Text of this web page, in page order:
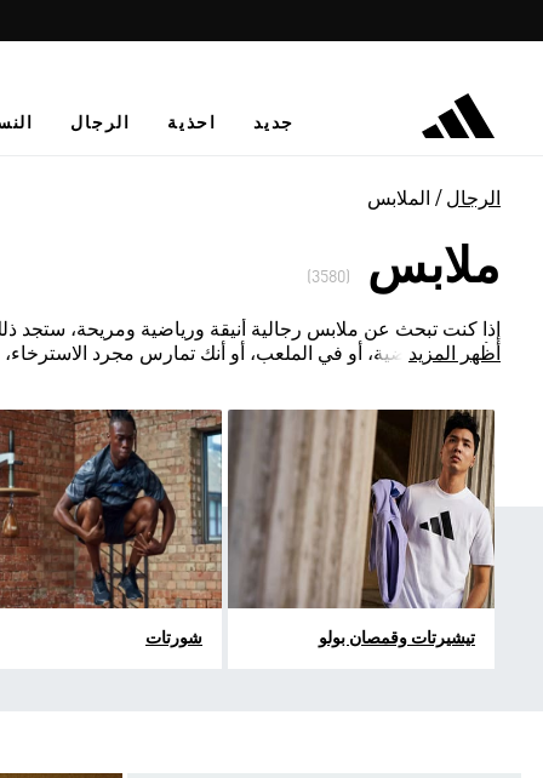
جديد احذية الرجال
الرجال الملابس
ملابس (3580)
إذا كنت تبحث عن ملابس رجالية أنيقة ورياضية ومريحة،
الألعاب الرياضية، أو في الملعب، أو أنك تمارس مجرد
أظهر المزيد
تيشيرتات وقمصان بولو شورتات